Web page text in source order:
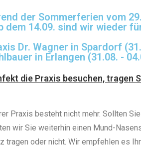
der Sommerferien vom
dem 14.09. sind wir wieder
Dr. Wagner in Spardorf
in Erlangen (31.08. -
die Praxis besuchen,
Praxis besteht nicht mehr. Sollten
wir Sie weiterhin einen Mund-
oder nicht. Wir empfehlen es